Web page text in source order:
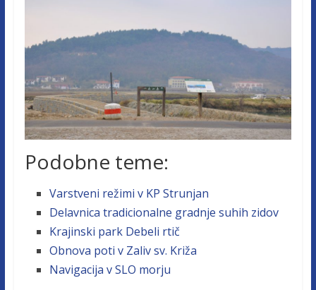
Podobne teme:
Varstveni režimi v KP Strunjan
Delavnica tradicionalne gradnje suhih zidov
Krajinski park Debeli rtič
Obnova poti v Zaliv sv. Križa
Navigacija v SLO morju